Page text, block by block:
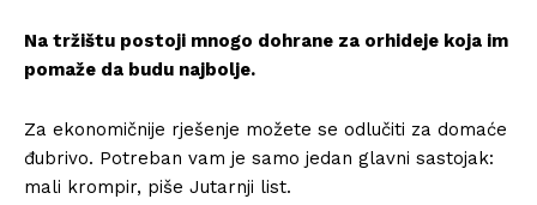
Na tržištu postoji mnogo dohrane za orhideje koja im
pomaže da budu najbolje.
Za ekonomičnije rješenje možete se odlučiti za domaće
đubrivo. Potreban vam je samo jedan glavni sastojak:
mali krompir, piše Jutarnji list.